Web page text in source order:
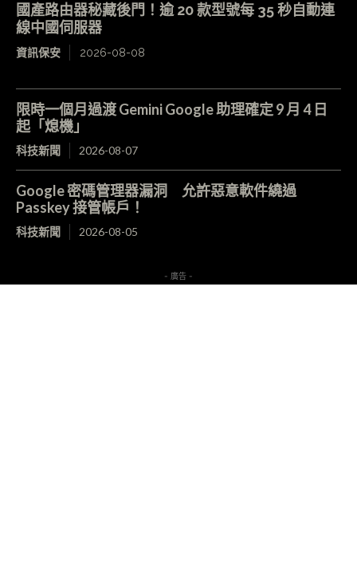
國產路由器秘藏後門！逾 20 款型號每 35 秒自動連
線中國伺服器
資訊保安 2026-08-08
限時一個月過渡 Gemini Google 助理確定 9 月 4 日
起「熄機」
科技新聞 2026-08-07
Google 密碼管理器漏洞 允許惡意軟件繞過
Passkey 接管帳戶！
科技新聞 2026-08-05
- 廣告 -